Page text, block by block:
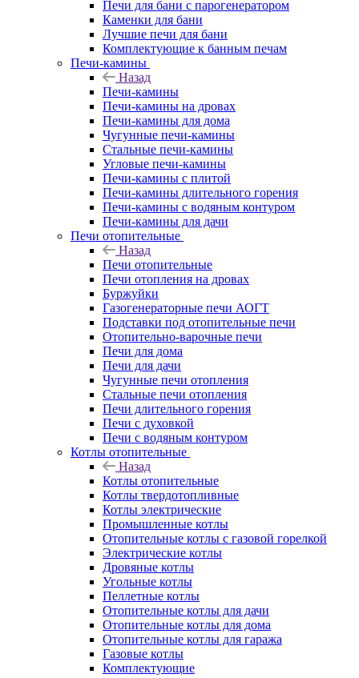
Печи для бани с парогенератором
Каменки для бани
Лучшие печи для бани
Комплектующие к банным печам
Печи-камины
Назад
Печи-камины
Печи-камины на дровах
Печи-камины для дома
Чугунные печи-камины
Стальные печи-камины
Угловые печи-камины
Печи-камины с плитой
Печи-камины длительного горения
Печи-камины с водяным контуром
Печи-камины для дачи
Печи отопительные
Назад
Печи отопительные
Печи отопления на дровах
Буржуйки
Газогенераторные печи АОГТ
Подставки под отопительные печи
Отопительно-варочные печи
Печи для дома
Печи для дачи
Чугунные печи отопления
Стальные печи отопления
Печи длительного горения
Печи с духовкой
Печи с водяным контуром
Котлы отопительные
Назад
Котлы отопительные
Котлы твердотопливные
Котлы электрические
Промышленные котлы
Отопительные котлы с газовой горелкой
Электрические котлы
Дровяные котлы
Угольные котлы
Пеллетные котлы
Отопительные котлы для дачи
Отопительные котлы для дома
Отопительные котлы для гаража
Газовые котлы
Комплектующие